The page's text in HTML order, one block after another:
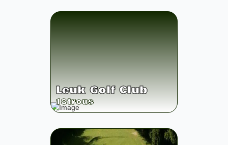
Leuk Golf Club
18trous